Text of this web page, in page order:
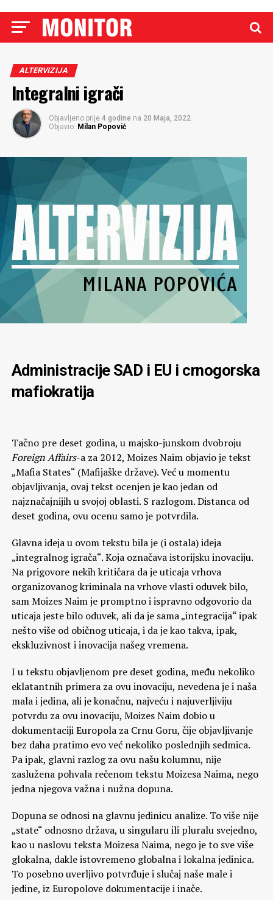
ALTERVIZIJA
Integralni igrači
Objavljeno prije 4 godine na 20 Maja, 2022
Objavio: Milan Popović
Administracije SAD i EU i crnogorska
mafiokratija
Tačno pre deset godina, u majsko-junskom dvobroju
Foreign Affairs-a za 2012, Moizes Naim objavio je tekst
„Mafia States“ (Mafijaške države). Već u momentu
objavljivanja, ovaj tekst ocenjen je kao jedan od
najznačajnijih u svojoj oblasti. S razlogom. Distanca od
deset godina, ovu ocenu samo je potvrdila.
Glavna ideja u ovom tekstu bila je (i ostala) ideja
„integralnog igrača“. Koja označava istorijsku inovaciju.
Na prigovore nekih kritičara da je uticaja vrhova
organizovanog kriminala na vrhove vlasti oduvek bilo,
sam Moizes Naim je promptno i ispravno odgovorio da
uticaja jeste bilo oduvek, ali da je sama „integracija“ ipak
nešto više od običnog uticaja, i da je kao takva, ipak,
ekskluzivnost i inovacija našeg vremena.
I u tekstu objavljenom pre deset godina, među nekoliko
eklatantnih primera za ovu inovaciju, nevedena je i naša
mala i jedina, ali je konačnu, najveću i najuverljiviju
potvrdu za ovu inovaciju, Moizes Naim dobio u
dokumentaciji Europola za Crnu Goru, čije objavljivanje
bez daha pratimo evo već nekoliko poslednjih sedmica.
Pa ipak, glavni razlog za ovu našu kolumnu, nije
zaslužena pohvala rečenom tekstu Moizesa Naima, nego
jedna njegova važna i nužna dopuna.
Dopuna se odnosi na glavnu jedinicu analize. To više nije
„state“ odnosno država, u singularu ili pluralu svejedno,
kao u naslovu teksta Moizesa Naima, nego je to sve više
glokalna, dakle istovremeno globalna i lokalna jedinica.
To posebno uverljivo potvrđuje i slučaj naše male i
jedine, iz Europolove dokumentacije i inače.